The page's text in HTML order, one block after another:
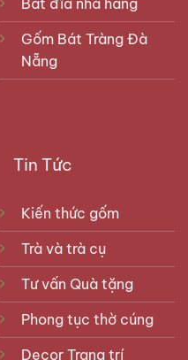
Gốm Bát Tràng Đà
Nẵng
Tin Tức
Kiến thức gốm
Trà và trà cụ
Tư vấn Quà tặng
Phong tục thờ cúng
Decor Trang trí